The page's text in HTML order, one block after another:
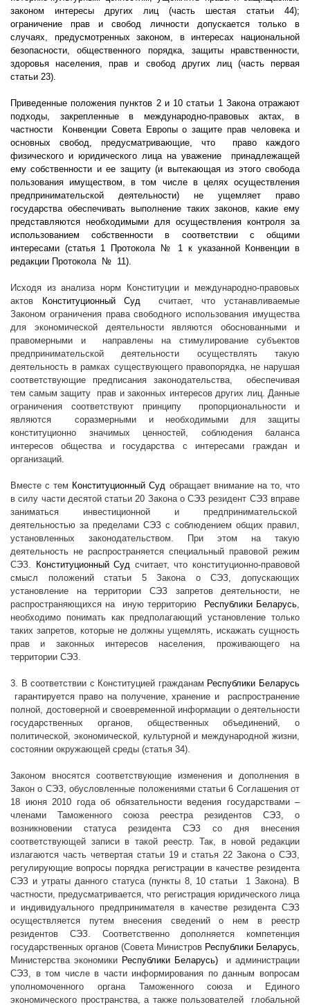
законом интересы других лиц (часть шестая статьи 44);
ограничение прав и свобод личности допускается только в
случаях, предусмотренных законом, в интересах национальной
безопасности, общественного порядка, защиты нравственности,
здоровья населения, прав и свобод других лиц (часть первая
статьи 23).
Приведенные положения пунктов 2 и 10 статьи 1 Закона отражают
подходы, закрепленные в международно-правовых актах, в
частности
Конвенции Совета Европы о защите прав человека и
основных свобод, предусматривающие, что
право каждого
физического и юридического лица на уважение
принадлежащей
ему собственности и ее защиту (и вытекающая из этого свобода
пользования имуществом, в том числе в целях осуществления
предпринимательской деятельности) не ущемляет право
государства обеспечивать выполнение таких законов, какие ему
представляются необходимыми для осуществления контроля за
использованием собственности в соответствии с общими
интересами (статья 1 Протокола № 1 к указанной Конвенции в
редакции Протокола № 11).
Исходя из анализа норм Конституции и международно-правовых
актов
Конституционный Суд
считает, что устанавливаемые
Законом ограничения права свободного использования имущества
для экономической деятельности являются обоснованными и
правомерными и
направлены на стимулирование субъектов
предпринимательской деятельности осуществлять такую
деятельность в рамках существующего правопорядка, не нарушая
соответствующие предписания законодательства,
обеспечивая
тем самым защиту
прав и законных интересов других лиц. Данные
ограничения соответствуют принципу
пропорциональности и
являются
соразмерными и необходимыми для защиты
конституционно значимых ценностей, соблюдения баланса
интересов общества и государства с интересами граждан и
организаций.
Вместе с тем Конституционный Суд обращает внимание на то, что
в силу части десятой статьи 20 Закона о СЭЗ резидент СЭЗ вправе
заниматься инвестиционной и предпринимательской
деятельностью за пределами СЭЗ с соблюдением общих правил,
установленных законодательством. При этом на такую
деятельность не распространяется специальный правовой режим
СЭЗ.
Конституционный Суд считает, что конституционно-правовой
смысл положений статьи 5 Закона о СЭЗ, допускающих
установление на территории СЭЗ запретов деятельности, не
распространяющихся на
иную территорию Республики Беларусь,
необходимо понимать как предполагающий установление только
таких запретов, которые не должны ущемлять, искажать сущность
прав и законных интересов населения, проживающего на
территории СЭЗ.
3. В соответствии с Конституцией гражданам Республики Беларусь
гарантируется право на получение, хранение и
распространение
полной, достоверной и своевременной информации о деятельности
государственных органов, общественных объединений, о
политической, экономической, культурной и международной жизни,
состоянии окружающей среды (статья 34).
Законом вносятся соответствующие изменения и дополнения в
Закон о СЭЗ, обусловленные положениями статьи 6 Соглашения от
18 июня 2010 года об обязательности ведения государствами –
членами Таможенного союза реестра резидентов СЭЗ, о
возникновении статуса резидента СЭЗ со дня внесения
соответствующей записи в такой реестр. Так, в новой редакции
излагаются часть четвертая статьи 19 и статья 22 Закона о СЭЗ,
регулирующие вопросы порядка регистрации в качестве резидента
СЭЗ и утраты данного статуса (пункты 8, 10 статьи 1 Закона). В
частности, предусматривается, что регистрация юридического лица
и индивидуального предпринимателя в качестве резидента СЭЗ
осуществляется путем внесения сведений о нем в реестр
резидентов СЭЗ. Соответственно дополняется компетенция
государственных органов (Совета Министров Республики Беларусь,
Министерства экономики Республики Беларусь)
и администрации
СЭЗ, в том числе в части информирования по данным вопросам
уполномоченного органа Таможенного союза и Единого
экономического пространства, а также пользователей
глобальной